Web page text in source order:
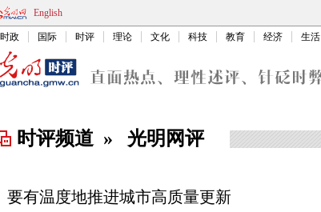
English
时政 国际 时评 理论 文化 科技 教育 经济 生活
时评频道 » 光明网评
要有温度地推进城市高质量更新